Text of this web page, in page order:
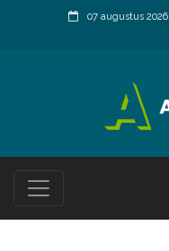
07 augustus 2026